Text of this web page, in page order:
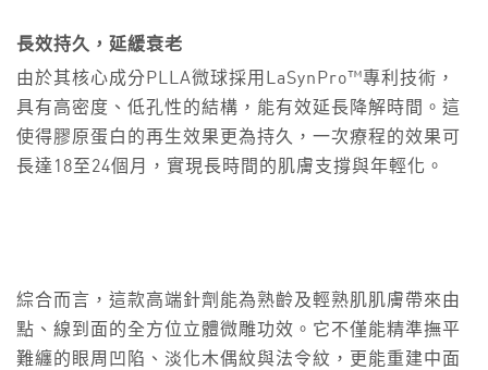
長效持久，延緩衰老
由於其核心成分PLLA微球採用LaSynPro™專利技術，
具有高密度、低孔性的結構，能有效延長降解時間。這
使得膠原蛋白的再生效果更為持久，一次療程的效果可
長達18至24個月，實現長時間的肌膚支撐與年輕化。
綜合而言，這款高端針劑能為熟齡及輕熟肌肌膚帶來由
點、線到面的全方位立體微雕功效。它不僅能精準撫平
難纏的眼周凹陷、淡化木偶紋與法令紋，更能重建中面